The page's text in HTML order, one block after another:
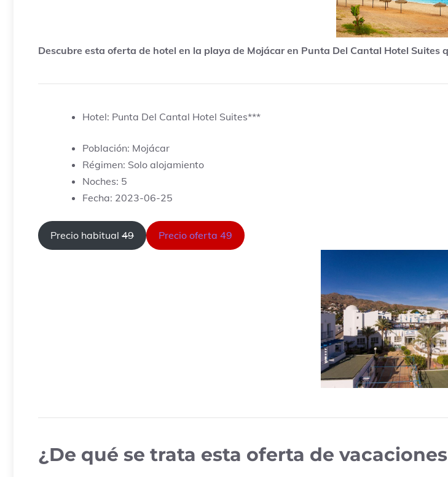
Descubre esta oferta de hotel en la playa de Mojácar en Punta Del Cantal Hotel Suites
Hotel: Punta Del Cantal Hotel Suites***
Población: Mojácar
Régimen: Solo alojamiento
Noches: 5
Fecha: 2023-06-25
Precio habitual 49 Precio oferta 49
¿De qué se trata esta oferta de